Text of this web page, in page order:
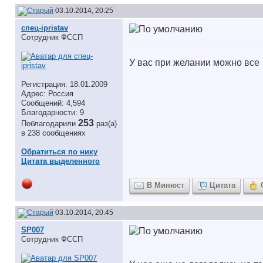
03.10.2014, 20:25
спец-ipristav
Сотрудник ФССП
Регистрация: 18.01.2009
Адрес: Россия
Сообщений: 4,594
Благодарности: 9
Поблагодарили 253 раз(а)
в 238 сообщениях
Обратиться по нику
Цитата выделенного
У вас при желании можно все
В Минюст Цитата
03.10.2014, 20:45
SP007
Сотрудник ФССП